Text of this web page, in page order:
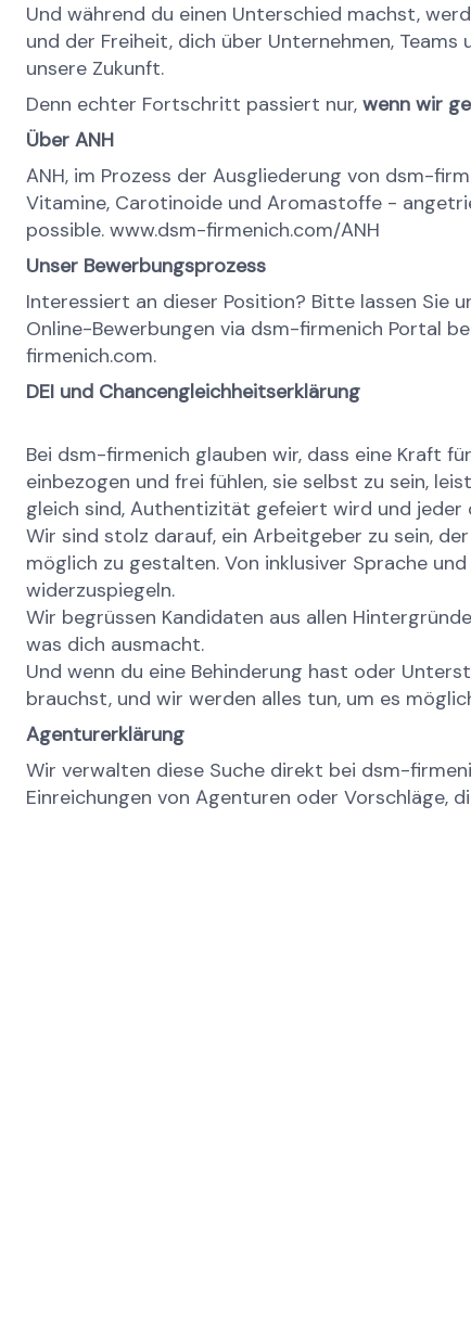
Und während du einen Unterschied machst,
und der Freiheit, dich über Unternehmen,
unsere Zukunft.
Denn echter Fortschritt passiert nur, wenn wir
Über ANH
ANH, im Prozess der Ausgliederung von dsm-
Vitamine, Carotinoide und Aromastoffe -
possible. www.dsm-firmenich.com/ANH
Unser Bewerbungsprozess
Interessiert an dieser Position? Bitte lassen Sie
Online-Bewerbungen via dsm-firmenich Portal
firmenich.com.
DEI und Chancengleichheitserklärung
Bei dsm-firmenich glauben wir, dass eine Kraft
einbezogen und frei fühlen, sie selbst zu sein,
gleich sind, Authentizität gefeiert wird und jeder
Wir sind stolz darauf, ein Arbeitgeber zu sein,
möglich zu gestalten. Von inklusiver Sprache
widerzuspiegeln.
Wir begrüssen Kandidaten aus allen
was dich ausmacht.
Und wenn du eine Behinderung hast oder
brauchst, und wir werden alles tun, um es
Agenturerklärung
Wir verwalten diese Suche direkt bei dsm-
Einreichungen von Agenturen oder Vorschläge,